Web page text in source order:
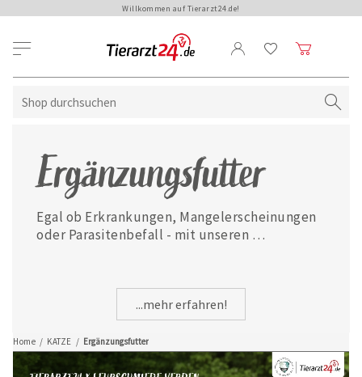
Willkommen auf Tierarzt24.de!
Home / KATZE / Ergänzungsfutter
Ergänzungsfutter
Egal ob Erkrankungen, Mangelerscheinungen
oder Parasitenbefall - mit unseren
...mehr erfahren!